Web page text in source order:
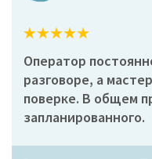
Оператор
разговоре, а
поверке. В общем
запланированного.